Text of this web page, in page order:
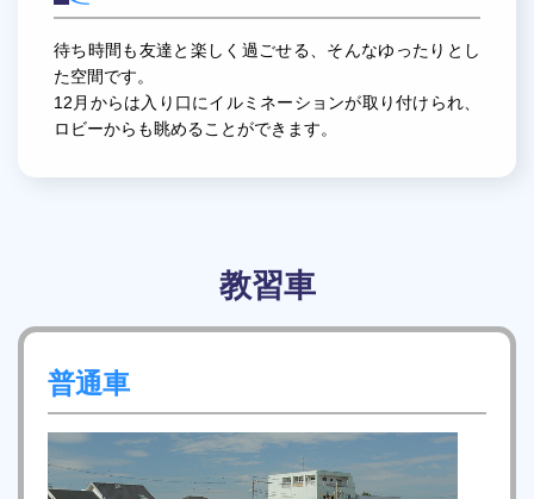
待ち時間も友達と楽しく過ごせる、そんなゆったりとし
た空間です。
12月からは入り口にイルミネーションが取り付けられ、
ロビーからも眺めることができます。
教習車
普通車